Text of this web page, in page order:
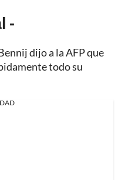
-
dijo a la AFP que
todo su